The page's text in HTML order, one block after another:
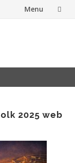
Menu
2025 web